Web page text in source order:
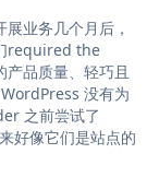
业务几个月后，
required the
品质量、轻巧且
没有为
之前尝试了
好像它们是站点的